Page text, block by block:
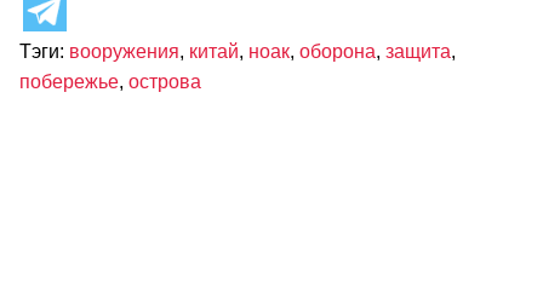
Тэги: вооружения, китай, ноак, оборона, защита,
побережье, острова